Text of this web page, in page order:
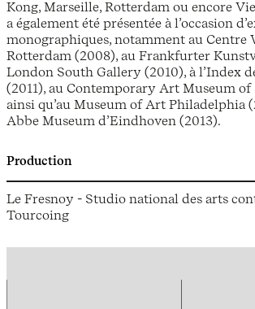
Kong, Marseille, Rotterdam ou encore
a également été présentée à l’occasion
monographiques, notamment au Centre
Rotterdam (2008), au Frankfurter
London South Gallery (2010), à l’Index
(2011), au Contemporary Art Museum of
ainsi qu’au Museum of Art Philadelphia
Abbe Museum d’Eindhoven (2013).
Production
Le Fresnoy - Studio national des arts
Tourcoing